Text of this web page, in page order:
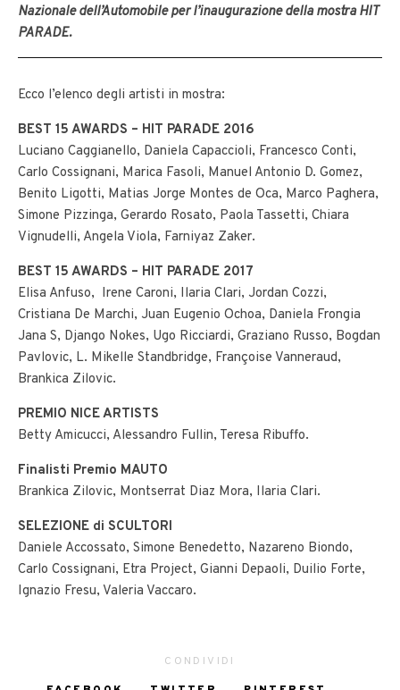
Nazionale dell’Automobile per l’inaugurazione della mostra HIT
PARADE.
Ecco l’elenco degli artisti in mostra:
BEST 15 AWARDS – HIT PARADE 2016
Luciano Caggianello, Daniela Capaccioli, Francesco Conti,
Carlo Cossignani, Marica Fasoli, Manuel Antonio D. Gomez,
Benito Ligotti, Matias Jorge Montes de Oca, Marco Paghera,
Simone Pizzinga, Gerardo Rosato, Paola Tassetti, Chiara
Vignudelli, Angela Viola, Farniyaz Zaker.
BEST 15 AWARDS – HIT PARADE 2017
Elisa Anfuso, Irene Caroni, Ilaria Clari, Jordan Cozzi,
Cristiana De Marchi, Juan Eugenio Ochoa, Daniela Frongia
Jana S, Django Nokes, Ugo Ricciardi, Graziano Russo, Bogdan
Pavlovic, L. Mikelle Standbridge, Françoise Vanneraud,
Brankica Zilovic.
PREMIO NICE ARTISTS
Betty Amicucci, Alessandro Fullin, Teresa Ribuffo.
Finalisti Premio MAUTO
Brankica Zilovic, Montserrat Diaz Mora, Ilaria Clari.
SELEZIONE di SCULTORI
Daniele Accossato, Simone Benedetto, Nazareno Biondo,
Carlo Cossignani, Etra Project, Gianni Depaoli, Duilio Forte,
Ignazio Fresu, Valeria Vaccaro.
CONDIVIDI